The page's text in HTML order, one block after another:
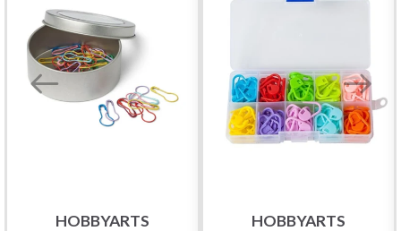
HOBBYARTS
HOBBYARTS